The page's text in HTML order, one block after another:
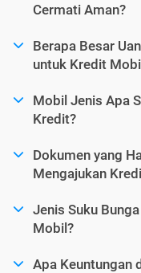
Cermati Aman?
Berapa Besar
untuk Kredit
Mobil Jenis Apa
Kredit?
Dokumen yang
Mengajukan
Jenis Suku
Mobil?
Apa Keuntungan